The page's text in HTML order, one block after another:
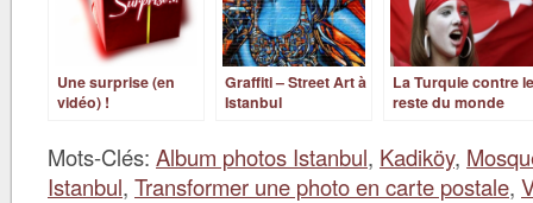
Une surprise (en
vidéo) !
Graffiti – Street Art à
Istanbul
La Turquie contre le
reste du monde
Mots-Clés: Album photos Istanbul, Kadiköy,
Istanbul, Transformer une photo en carte postale,